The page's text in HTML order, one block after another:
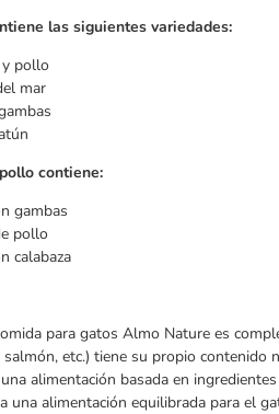
las siguientes variedades:
pollo
mar
contiene:
gambas
pollo
calabaza
para gatos Almo Nature es
etc.) tiene su propio
alimentación basada en
una alimentación equilibrada para el